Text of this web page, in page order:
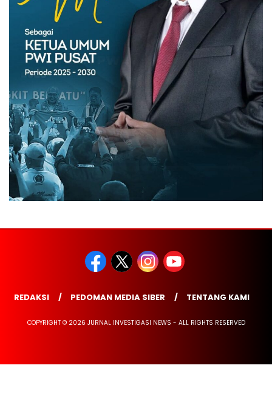
REDAKSI PEDOMAN MEDIA SIBER TENTANG KAMI
COPYRIGHT © 2026 JURNAL INVESTIGASI NEWS - ALL RIGHTS RESERVED